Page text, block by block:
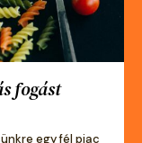
fogást
egy fél piac